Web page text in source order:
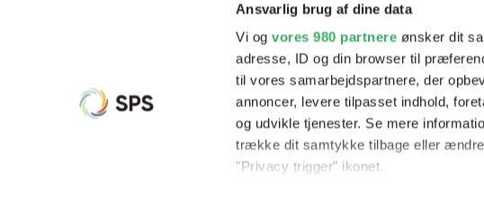
Ansvarlig brug af dine data
Vi ogvores 980 partnere ønsker dit
adresse, ID og din browser til
til vores samarbejdspartnere, der
annoncer, levere tilpasset indhold,
og udvikle tjenester. Se mere
trække dit samtykke tilbage eller
"Privacy trigger" ikonet.
Vi tilbyder innovative produkter og effektive processer, der sikrer optimale
resultater og rentabilitet, samt hjælp og undervisning af vores erfarne